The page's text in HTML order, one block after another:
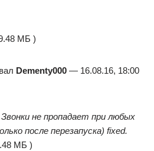
МБ )
Dementy000 — 16.08.16, 18:00
не пропадает при любых
после перезапуска) fixed.
МБ )